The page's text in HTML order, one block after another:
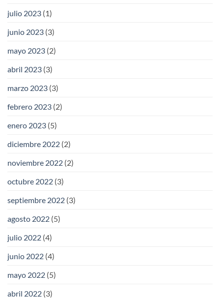
julio 2023 (1)
junio 2023 (3)
mayo 2023 (2)
abril 2023 (3)
marzo 2023 (3)
febrero 2023 (2)
enero 2023 (5)
diciembre 2022 (2)
noviembre 2022 (2)
octubre 2022 (3)
septiembre 2022 (3)
agosto 2022 (5)
julio 2022 (4)
junio 2022 (4)
mayo 2022 (5)
abril 2022 (3)